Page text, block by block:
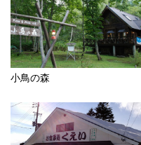
小鳥の森